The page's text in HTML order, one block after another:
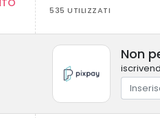
535 UTILIZZATI
Non